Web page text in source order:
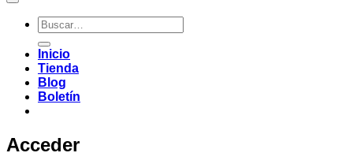
Buscar
por:
Inicio
Tienda
Blog
Boletín
Acceder